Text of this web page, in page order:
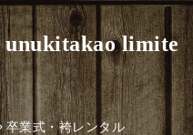
limite
卒業式・袴レンタル